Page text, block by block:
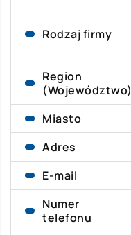
Rodzaj firmy
Region
(Województwo)
Miasto
Adres
E-mail
Numer
telefonu